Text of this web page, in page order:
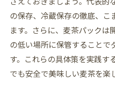
の保存、冷蔵保存の徹底、
ます。さらに、麦茶パックは
の低い場所に保管することで
す。これらの具体策を実践す
でも安全で美味しい麦茶を楽